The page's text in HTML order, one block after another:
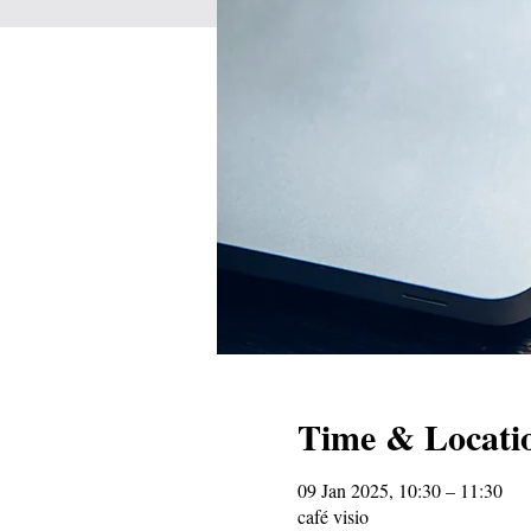
Time &
09 Jan 2025, 10:30 – 11:30
café visio